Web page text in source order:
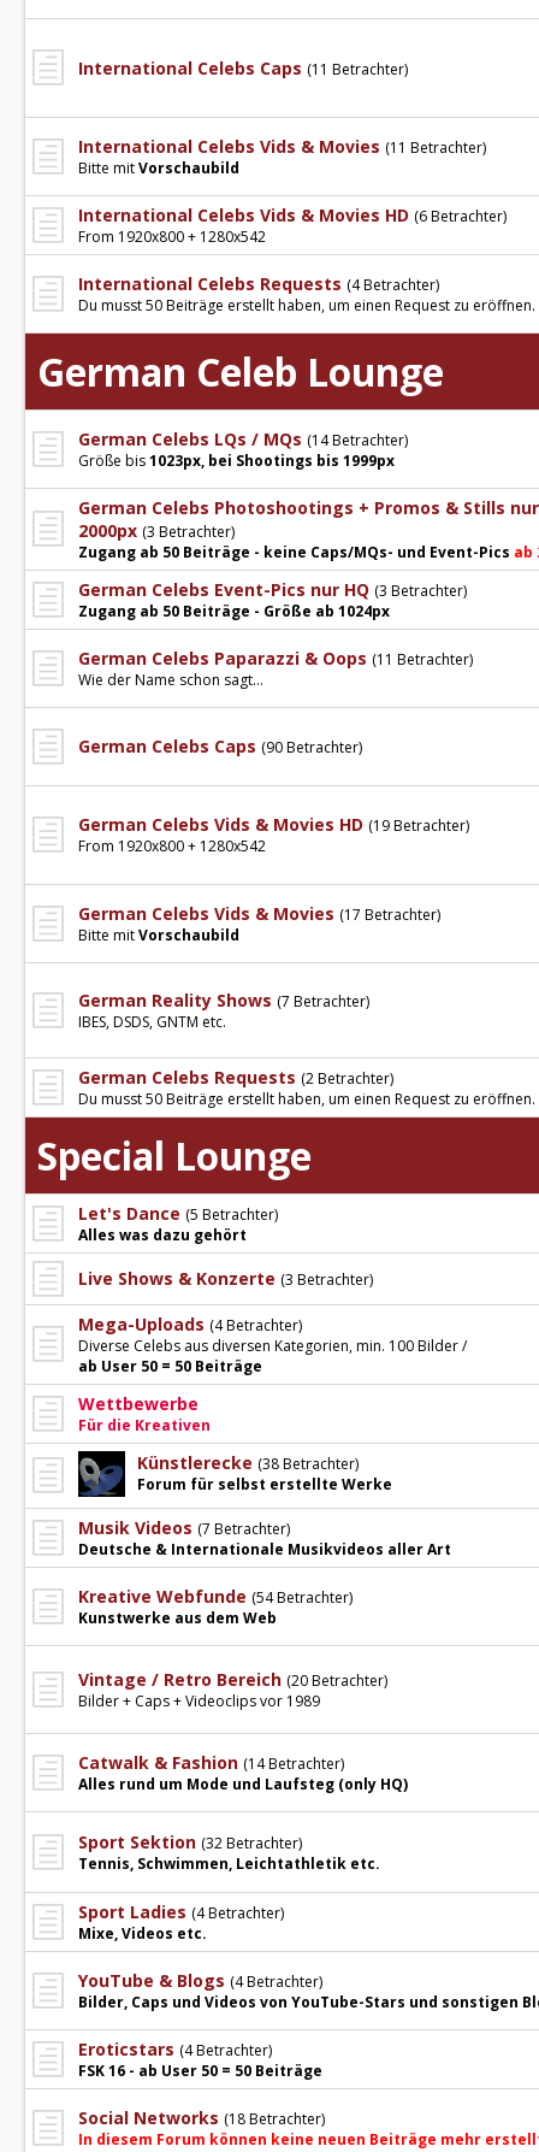
International Celebs Caps (11 Betrachter)
International Celebs Vids & Movies (11 Betrachter)
Bitte mitVorschaubild
International Celebs Vids & Movies HD (6 Betrachter)
From 1920x800 + 1280x542
International Celebs Requests (4 Betrachter)
Du musst 50 Beiträge erstellt haben, um einen Request zu eröffnen.
German Celeb Lounge
German Celebs LQs / MQs (14 Betrachter)
Größe bis1023px, bei Shootings bis 1999px
German Celebs Photoshootings + Promos & Stills
2000px (3 Betrachter)
Zugang ab 50 Beiträge - keine Caps/MQs- und Event-Pics ab
German Celebs Event-Pics nur HQ (3 Betrachter)
Zugang ab 50 Beiträge - Größe ab 1024px
German Celebs Paparazzi & Oops (11 Betrachter)
Wie der Name schon sagt...
German Celebs Caps (90 Betrachter)
German Celebs Vids & Movies HD (19 Betrachter)
From 1920x800 + 1280x542
German Celebs Vids & Movies (17 Betrachter)
Bitte mitVorschaubild
German Reality Shows (7 Betrachter)
IBES, DSDS, GNTM etc.
German Celebs Requests (2 Betrachter)
Du musst 50 Beiträge erstellt haben, um einen Request zu eröffnen.
Special Lounge
Let's Dance (5 Betrachter)
Alles was dazu gehört
Live Shows & Konzerte (3 Betrachter)
Mega-Uploads (4 Betrachter)
Diverse Celebs aus diversen Kategorien, min. 100 Bilder /
ab User 50 = 50 Beiträge
Wettbewerbe
Für die Kreativen
Künstlerecke (38 Betrachter)
Forum für selbst erstellte Werke
Musik Videos (7 Betrachter)
Deutsche & Internationale Musikvideos aller Art
Kreative Webfunde (54 Betrachter)
Kunstwerke aus dem Web
Vintage / Retro Bereich (20 Betrachter)
Bilder + Caps + Videoclips vor 1989
Catwalk & Fashion (14 Betrachter)
Alles rund um Mode und Laufsteg (only HQ)
Sport Sektion (32 Betrachter)
Tennis, Schwimmen, Leichtathletik etc.
Sport Ladies (4 Betrachter)
Mixe, Videos etc.
YouTube & Blogs (4 Betrachter)
Bilder, Caps und Videos von YouTube-Stars und sonstigen
Eroticstars (4 Betrachter)
FSK 16 - ab User 50 = 50 Beiträge
Social Networks (18 Betrachter)
In diesem Forum können keine neuen Beiträge mehr